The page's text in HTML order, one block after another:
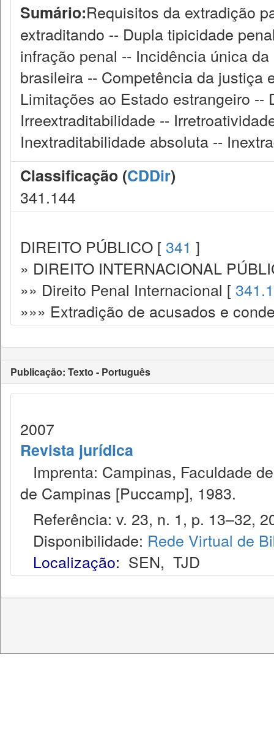
Sumário:Requisitos da extradição
extraditando -- Dupla tipicidade
infração penal -- Incidência única
brasileira -- Competência da justiça
Limitações ao Estado estrangeiro --
Irreextraditabilidade --
Inextraditabilidade absoluta --
Classificação (CDDir)
341.144
DIREITO PÚBLICO [ 341 ]
» DIREITO INTERNACIONAL
»» Direito Penal Internacional [
»»» Extradição de acusados e
Publicação: Texto - Português
2007
Revista jurídica
Imprenta: Campinas, Faculdade
de Campinas [Puccamp], 1983.
Referência: v. 23, n. 1, p. 13–32,
Disponibilidade: Rede Virtual de
Localização: SEN, TJD